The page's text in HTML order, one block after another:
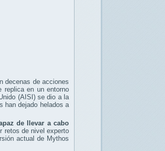
decenas de acciones
replica en un entorno
(AISI) se dio a la
han dejado helados a
de llevar a cabo
retos de nivel experto
actual de Mythos